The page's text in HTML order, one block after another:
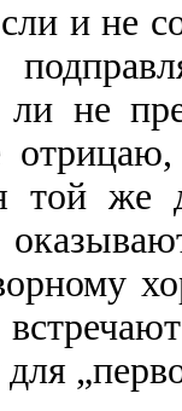
и не
не
той